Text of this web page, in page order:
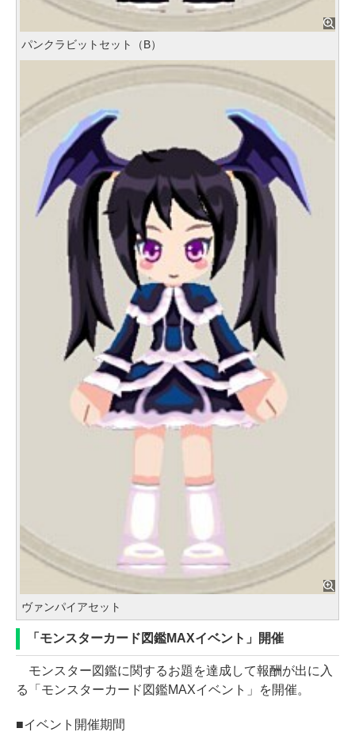
パンクラビットセット（B）
ヴァンパイアセット
「モンスターカード図鑑MAXイベント」開催
モンスター図鑑に関するお題を達成して報酬が出に入
る「モンスターカード図鑑MAXイベント」を開催。
■イベント開催期間